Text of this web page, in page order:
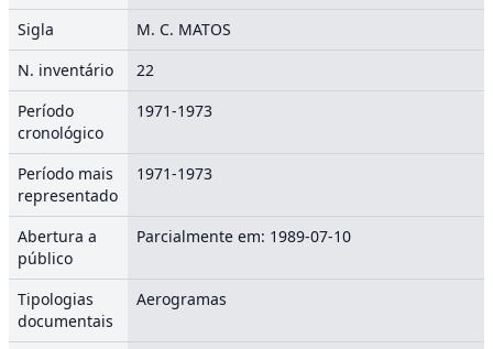
Sigla
M. C. MATOS
N. inventário
22
Período
cronológico
1971-1973
Período mais
representado
1971-1973
Abertura a
público
Parcialmente em: 1989-07-10
Tipologias
documentais
Aerogramas